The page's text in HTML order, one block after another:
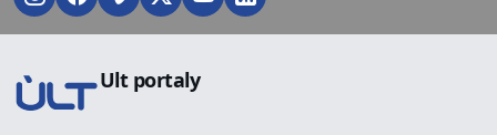
Ult portaly